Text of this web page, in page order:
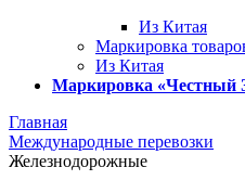
Из Китая
Маркировка
Из Китая
Маркировка «Честный
Главная
Международные перевозки
Железнодорожные